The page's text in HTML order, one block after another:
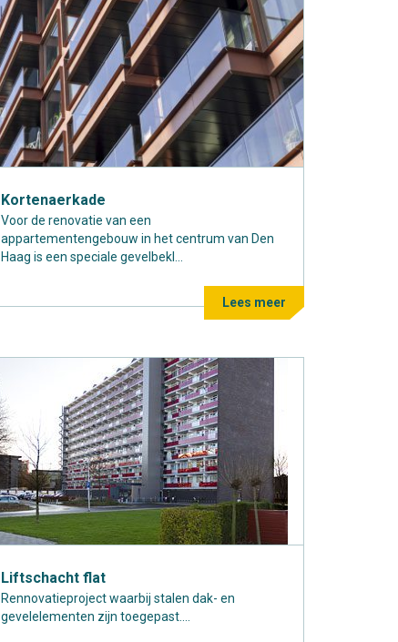
Kortenaerkade
Voor de renovatie van een
appartementengebouw in het centrum van Den
Haag is een speciale gevelbekl...
Lees meer
Liftschacht flat
Rennovatieproject waarbij stalen dak- en
gevelelementen zijn toegepast....